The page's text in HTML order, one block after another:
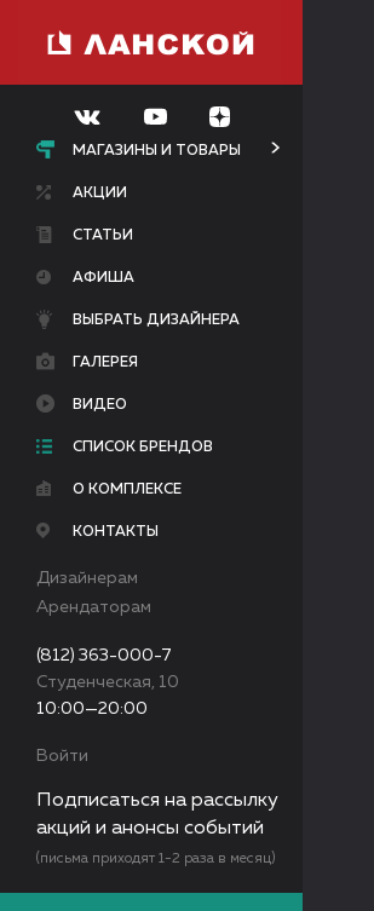
МАГАЗИНЫ И ТОВАРЫ
АКЦИИ
СТАТЬИ
АФИША
ВЫБРАТЬ ДИЗАЙНЕРА
ГАЛЕРЕЯ
ВИДЕО
СПИСОК БРЕНДОВ
О КОМПЛЕКСЕ
КОНТАКТЫ
Дизайнерам
Арендаторам
(812) 363-000-7
Студенческая, 10
10:00—20:00
Войти
Подписаться на рассылку
акций и анонсы событий
(письма приходят 1-2 раза в месяц)